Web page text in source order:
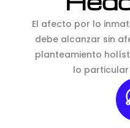
El afecto por lo
debe alcanzar sin
planteamiento
lo